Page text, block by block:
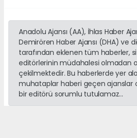
Anadolu Ajansı (AA), İhlas Haber
Demirören Haber Ajansı (DHA) ve
tarafından eklenen tüm haberler,
editörlerinin müdahalesi olmadan
çekilmektedir. Bu haberlerde yer
muhataplar haberi geçen ajanslar
bir editörü sorumlu tutulamaz...